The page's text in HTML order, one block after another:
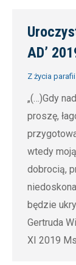
AD’
Z życia parafii
„(…)Gdy
proszę,
wtedy
dobrocią,
będzie
Gertruda
XI 2019